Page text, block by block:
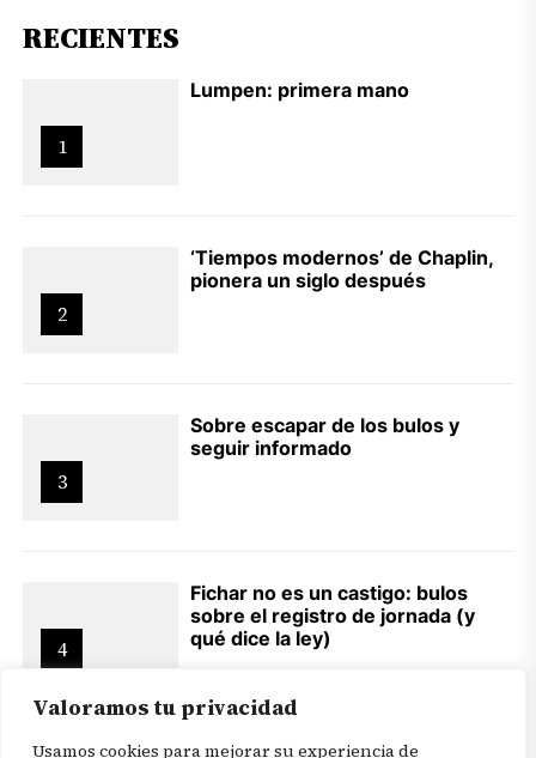
Valoramos tu privacidad
Usamos cookies para mejorar su experiencia de
RECIENTES
1
Lumpen: primera mano
2
‘Tiempos modernos’ de Chaplin,
pionera un siglo después
3
Sobre escapar de los bulos y
seguir informado
4
Fichar no es un castigo: bulos
sobre el registro de jornada (y
qué dice la ley)